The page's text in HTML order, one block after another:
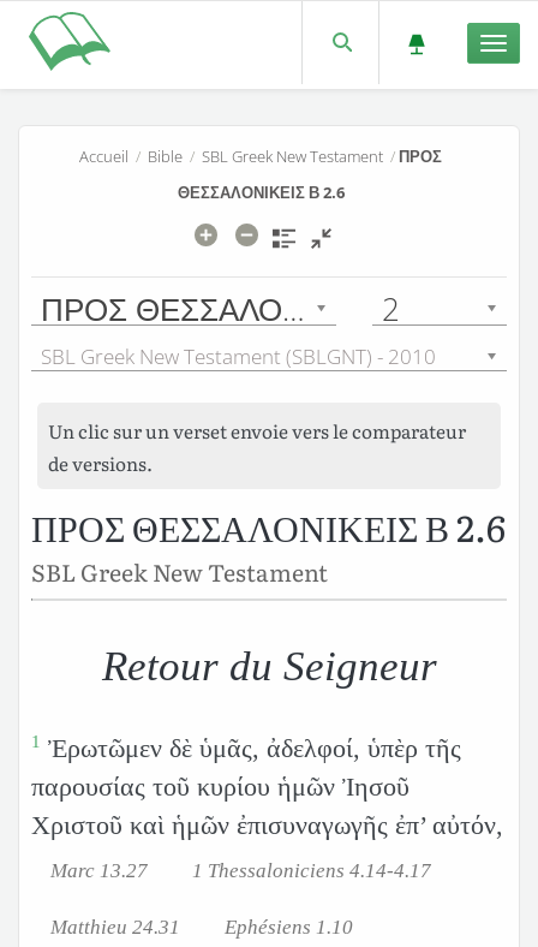
Accueil / Bible /SBL Greek New Testament / ΠΡΟΣ
ΘΕΣΣΑΛΟΝΙΚΕΙΣ Β 2.6
ΠΡΟΣ ΘΕΣΣΑΛΟΝΙΚΕΙΣ Β 2
SBL Greek New Testament (SBLGNT) - 2010
Un clic sur un verset envoie vers le comparateur
de versions.
ΠΡΟΣ ΘΕΣΣΑΛΟΝΙΚΕΙΣ Β 2.6
SBL Greek New Testament
Retour du Seigneur
1 Ἐρωτῶμεν δὲ ὑμᾶς, ἀδελφοί, ὑπὲρ τῆς
παρουσίας τοῦ κυρίου ἡμῶν Ἰησοῦ
Χριστοῦ καὶ ἡμῶν ἐπισυναγωγῆς ἐπ’ αὐτόν,
Marc 13.27 1 Thessaloniciens 4.14-4.17
Matthieu 24.31 Ephésiens 1.10